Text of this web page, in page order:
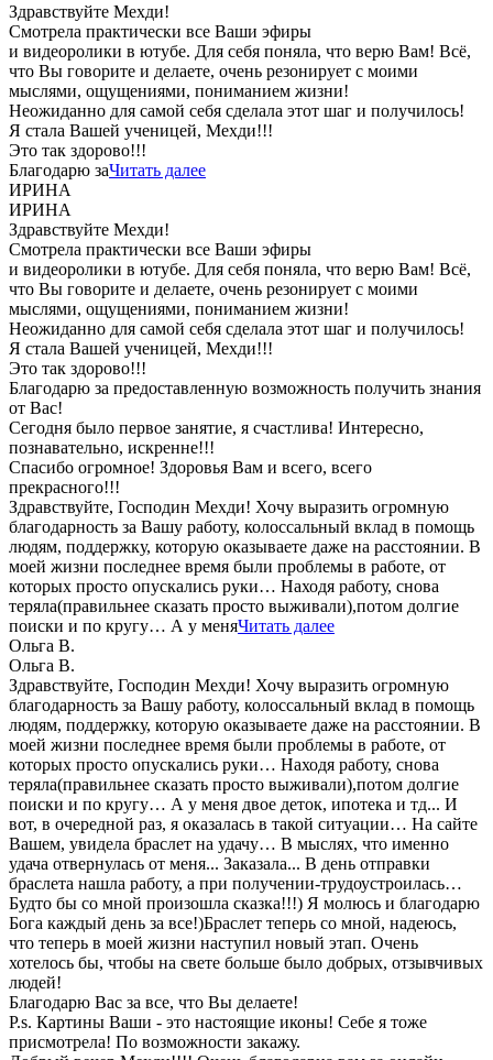
Здравствуйте Мехди!
Смотрела практически все Ваши эфиры
и видеоролики в ютубе. Для себя поняла, что верю Вам! Всё,
что Вы говорите и делаете, очень резонирует с моими
мыслями, ощущениями, пониманием жизни!
Неожиданно для самой себя сделала этот шаг и получилось!
Я стала Вашей ученицей, Мехди!!!
Это так здорово!!!
Благодарю заЧитать далее
ИРИНА
ИРИНА
Здравствуйте Мехди!
Смотрела практически все Ваши эфиры
и видеоролики в ютубе. Для себя поняла, что верю Вам! Всё,
что Вы говорите и делаете, очень резонирует с моими
мыслями, ощущениями, пониманием жизни!
Неожиданно для самой себя сделала этот шаг и получилось!
Я стала Вашей ученицей, Мехди!!!
Это так здорово!!!
Благодарю за предоставленную возможность получить знания
от Вас!
Сегодня было первое занятие, я счастлива! Интересно,
познавательно, искренне!!!
Спасибо огромное! Здоровья Вам и всего, всего
прекрасного!!!
Здравствуйте, Господин Мехди! Хочу выразить огромную
благодарность за Вашу работу, колоссальный вклад в помощь
людям, поддержку, которую оказываете даже на расстоянии. В
моей жизни последнее время были проблемы в работе, от
которых просто опускались руки… Находя работу, снова
теряла(правильнее сказать просто выживали),потом долгие
поиски и по кругу… А у меняЧитать далее
Ольга В.
Ольга В.
Здравствуйте, Господин Мехди! Хочу выразить огромную
благодарность за Вашу работу, колоссальный вклад в помощь
людям, поддержку, которую оказываете даже на расстоянии. В
моей жизни последнее время были проблемы в работе, от
которых просто опускались руки… Находя работу, снова
теряла(правильнее сказать просто выживали),потом долгие
поиски и по кругу… А у меня двое деток, ипотека и тд... И
вот, в очередной раз, я оказалась в такой ситуации… На сайте
Вашем, увидела браслет на удачу… В мыслях, что именно
удача отвернулась от меня... Заказала... В день отправки
браслета нашла работу, а при получении-трудоустроилась…
Будто бы со мной произошла сказка!!!) Я молюсь и благодарю
Бога каждый день за все!)Браслет теперь со мной, надеюсь,
что теперь в моей жизни наступил новый этап. Очень
хотелось бы, чтобы на свете больше было добрых, отзывчивых
людей!
Благодарю Вас за все, что Вы делаете!
P.s. Картины Ваши - это настоящие иконы! Себе я тоже
присмотрела! По возможности закажу.